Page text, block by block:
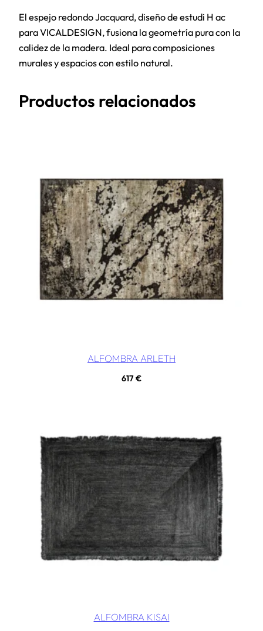
El espejo redondo Jacquard, diseño de estudi H ac
para VICALDESIGN, fusiona la geometría pura con la
calidez de la madera. Ideal para composiciones
murales y espacios con estilo natural.
Productos relacionados
ALFOMBRA ARLETH
617€
ALFOMBRA KISAI